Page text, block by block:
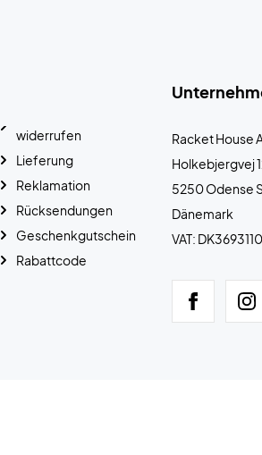
Racket House
Holkebjergvej
5250 Odense
Dänemark
VAT:
widerrufen
Lieferung
Reklamation
Rücksendungen
Geschenkgutschein
Rabattcode